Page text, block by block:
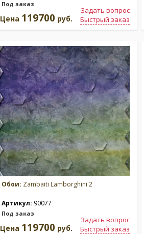
Под заказ
Задать вопрос
Быстрый заказ
Цена 119700 руб.
Обои: Zambaiti Lamborghini 2
Артикул: 90077
Под заказ
Задать вопрос
Быстрый заказ
Цена 119700 руб.